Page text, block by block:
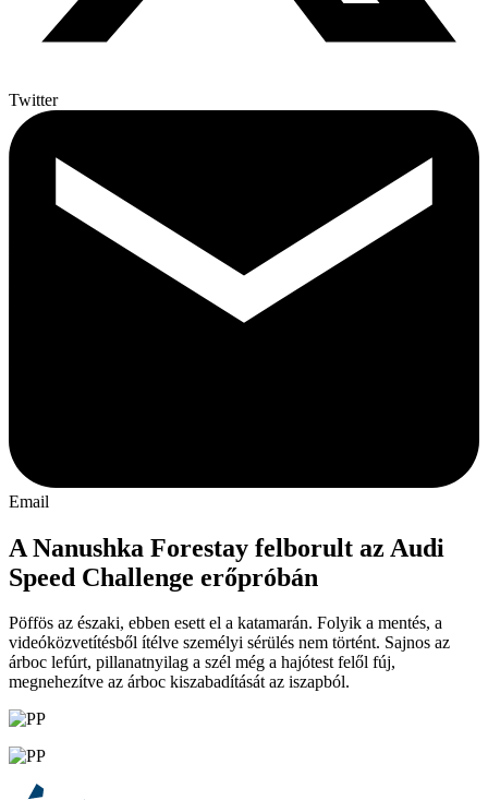
Twitter
Email
A Nanushka Forestay felborult az Audi
Speed Challenge erőpróbán
Pöffös az északi, ebben esett el a katamarán. Folyik a mentés, a
videóközvetítésből ítélve személyi sérülés nem történt. Sajnos az
árboc lefúrt, pillanatnyilag a szél még a hajótest felől fúj,
megnehezítve az árboc kiszabadítását az iszapból.